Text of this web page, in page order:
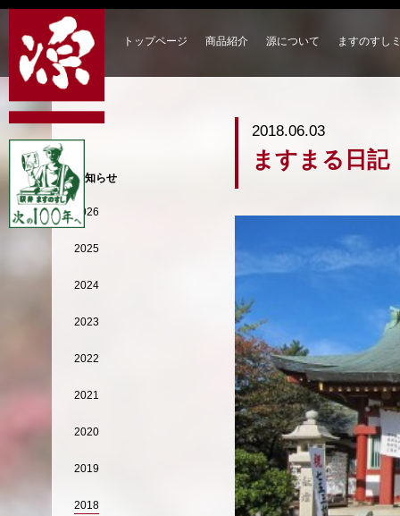
トップページ 商品紹介 源について ますのすし
2018.06.03
ますまる日記
お知らせ
2026
2025
2024
2023
2022
2021
2020
2019
2018